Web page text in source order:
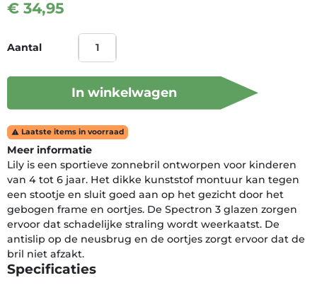
€ 34,95
Aantal
In winkelwagen
 Laatste items in voorraad
Meer informatie
Lily is een sportieve zonnebril ontworpen voor kinderen
van 4 tot 6 jaar. Het dikke kunststof montuur kan tegen
een stootje en sluit goed aan op het gezicht door het
gebogen frame en oortjes. De Spectron 3 glazen zorgen
ervoor dat schadelijke straling wordt weerkaatst. De
antislip op de neusbrug en de oortjes zorgt ervoor dat de
bril niet afzakt.
Specificaties